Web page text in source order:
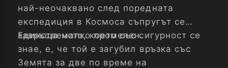
най-неочаквано след поредната
експедиция в Космоса съпругът се
завръща малко променен.
Единственото, което със сигурност се
знае, е, че той е загубил връзка със
Земята за две по време на